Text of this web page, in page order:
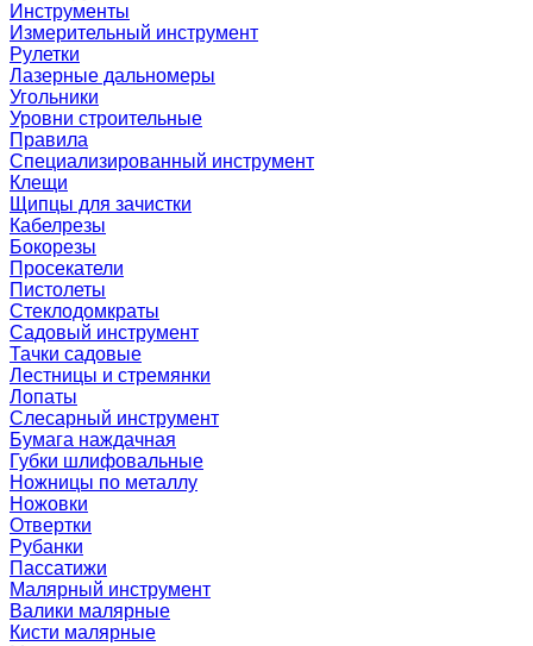
Инструменты
Измерительный инструмент
Рулетки
Лазерные дальномеры
Угольники
Уровни строительные
Правила
Специализированный инструмент
Клещи
Щипцы для зачистки
Кабелрезы
Бокорезы
Просекатели
Пистолеты
Стеклодомкраты
Садовый инструмент
Тачки садовые
Лестницы и стремянки
Лопаты
Слесарный инструмент
Бумага наждачная
Губки шлифовальные
Ножницы по металлу
Ножовки
Отвертки
Рубанки
Пассатижи
Малярный инструмент
Валики малярные
Кисти малярные